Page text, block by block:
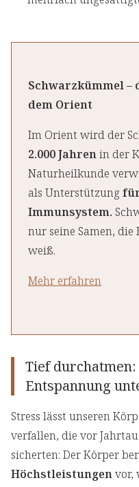
Schwarzkümmel –
dem Orient
Im Orient wird der
2.000 Jahrenin der
Naturheilkunde
als Unterstützung
Immunsystem.
nur seine Samen,
weiß.
Mehr erfahren
Tief
Entspannung
Stress lässt unseren
verfallen, die vor
sicherten: Der Körper
Höchstleistungenvor,